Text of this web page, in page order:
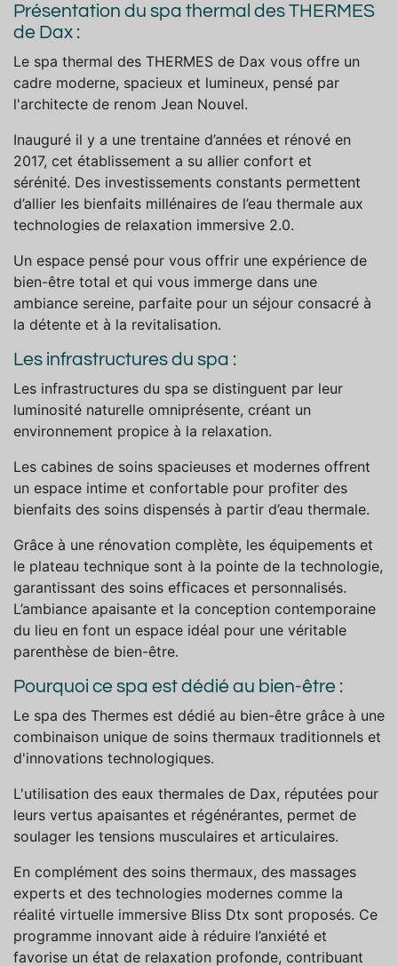
Présentation du spa thermal des THERMES
de Dax :
Le spa thermal des THERMES de Dax vous offre un
cadre moderne, spacieux et lumineux, pensé par
l'architecte de renom Jean Nouvel.
Inauguré il y a une trentaine d’années et rénové en
2017, cet établissement a su allier confort et
sérénité. Des investissements constants permettent
d’allier les bienfaits millénaires de l’eau thermale aux
technologies de relaxation immersive 2.0.
Un espace pensé pour vous offrir une expérience de
bien-être total et qui vous immerge dans une
ambiance sereine, parfaite pour un séjour consacré à
la détente et à la revitalisation.
Les infrastructures du spa :
Les infrastructures du spa se distinguent par leur
luminosité naturelle omniprésente, créant un
environnement propice à la relaxation.
Les cabines de soins spacieuses et modernes offrent
un espace intime et confortable pour profiter des
bienfaits des soins dispensés à partir d’eau thermale.
Grâce à une rénovation complète, les équipements et
le plateau technique sont à la pointe de la technologie,
garantissant des soins efficaces et personnalisés.
L’ambiance apaisante et la conception contemporaine
du lieu en font un espace idéal pour une véritable
parenthèse de bien-être.
Pourquoi ce spa est dédié au bien-être :
Le spa des Thermes est dédié au bien-être grâce à une
combinaison unique de soins thermaux traditionnels et
d'innovations technologiques.
L'utilisation des eaux thermales de Dax, réputées pour
leurs vertus apaisantes et régénérantes, permet de
soulager les tensions musculaires et articulaires.
En complément des soins thermaux, des massages
experts et des technologies modernes comme la
réalité virtuelle immersive Bliss Dtx sont proposés. Ce
programme innovant aide à réduire l’anxiété et
favorise un état de relaxation profonde, contribuant